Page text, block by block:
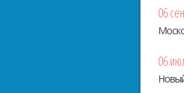
06
06